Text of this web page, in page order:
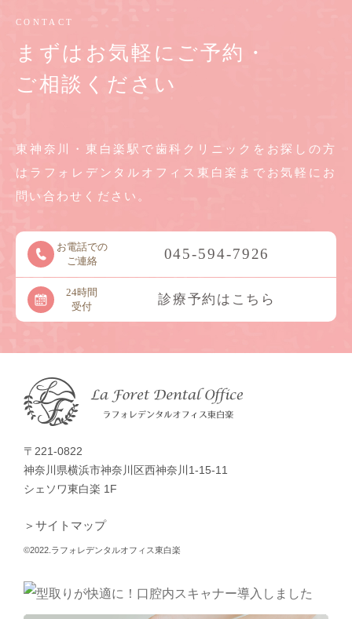
CONTACT
まずはお気軽にご予約・
ご相談ください
東神奈川・東白楽駅で歯科クリニックをお探しの方
は ラフォレデンタルオフィス東白楽までお気軽に お
問い合わせください。
お電話での
ご連絡
045-594-7926
24時間
受付
診療予約はこちら
〒221-0822
神奈川県横浜市神奈川区西神奈川1-15-11
シェソワ東白楽 1F
＞サイトマップ
©2022.ラフォレデンタルオフィス東白楽